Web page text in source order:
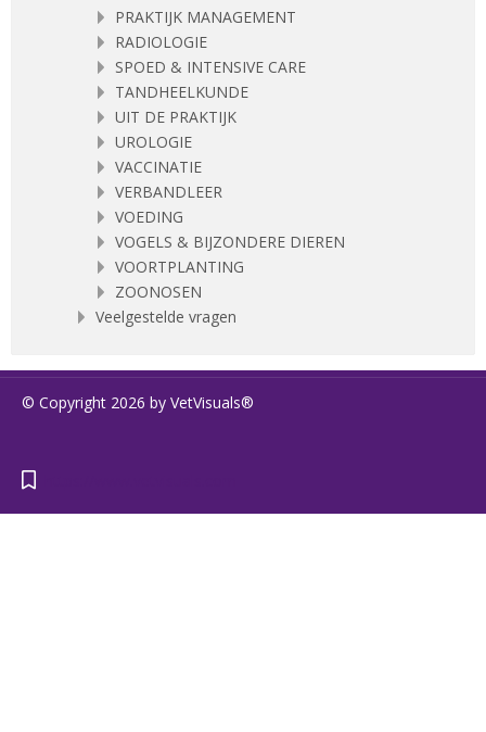
PRAKTIJK MANAGEMENT
RADIOLOGIE
SPOED & INTENSIVE CARE
TANDHEELKUNDE
UIT DE PRAKTIJK
UROLOGIE
VACCINATIE
VERBANDLEER
VOEDING
VOGELS & BIJZONDERE DIEREN
VOORTPLANTING
ZOONOSEN
Veelgestelde vragen
© Copyright 2026 by VetVisuals®